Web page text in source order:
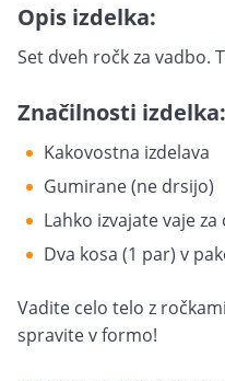
Opis izdelka:
Set dveh ročk za vadbo.
Značilnosti izdelka:
Kakovostna izdelava
Gumirane (ne drsijo)
Lahko izvajate vaje za
Dva kosa (1 par) v
Vadite celo telo z
spravite v formo!